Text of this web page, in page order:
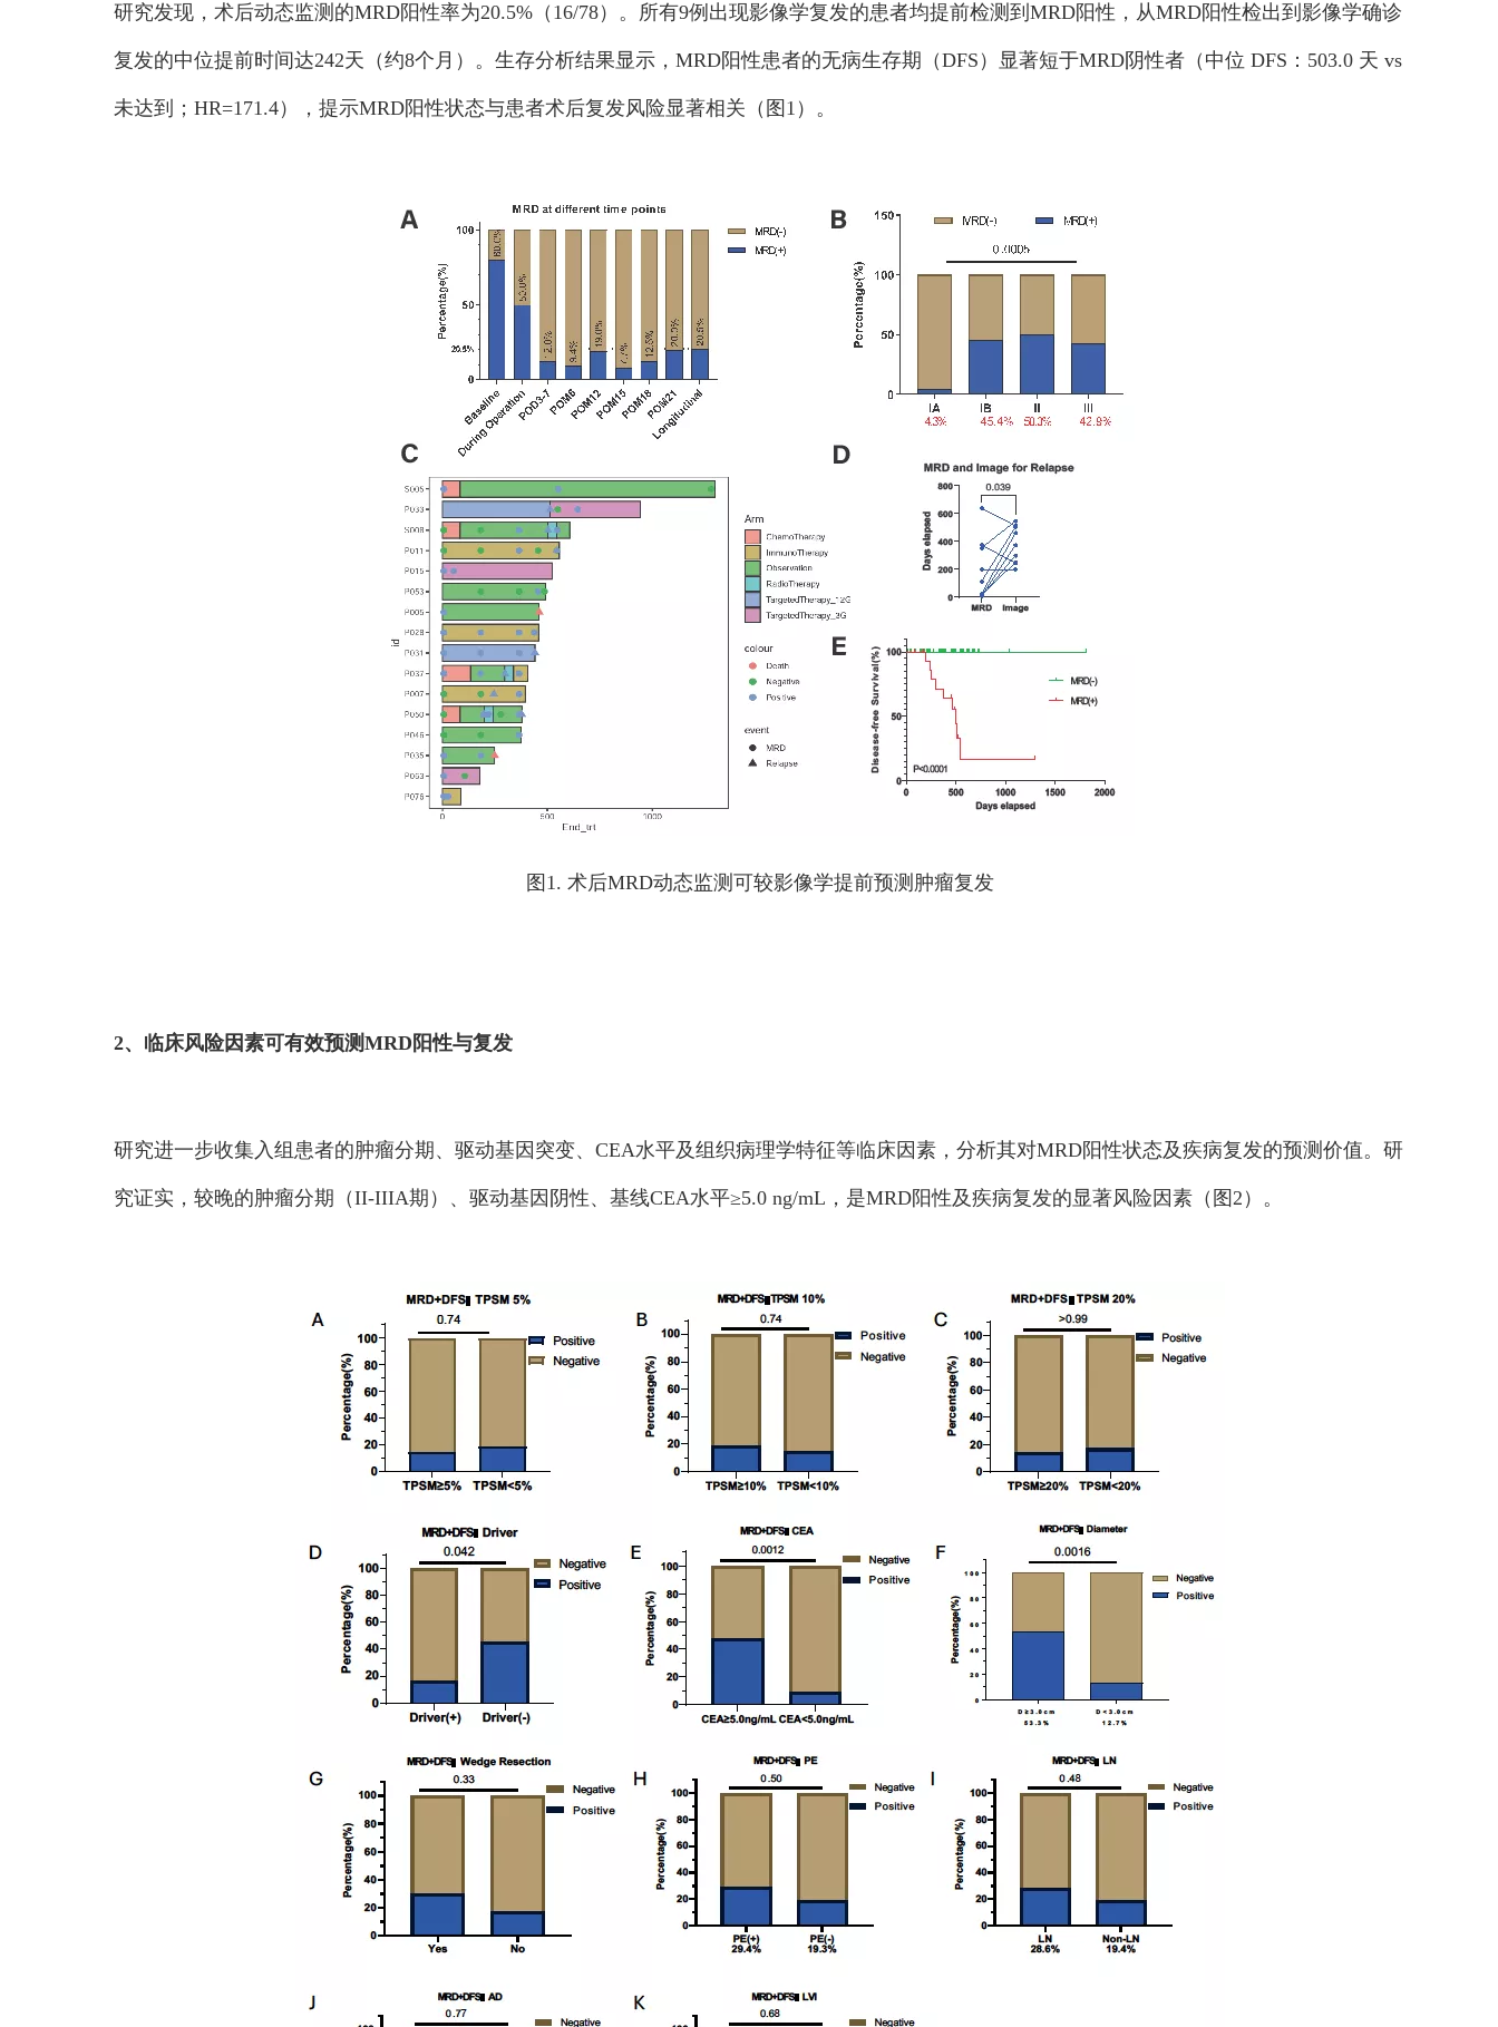
研究发现，术后动态监测的MRD阳性率为20.5%（16/78）。所有9例出现影像学复发的患者均提前检测到MRD阳性，从MRD阳性检出到影像学确诊
复发的中位提前时间达242天（约8个月）。生存分析结果显示，MRD阳性患者的无病生存期（DFS）显著短于MRD阴性者（中位 DFS：503.0 天 vs
未达到；HR=171.4），提示MRD阳性状态与患者术后复发风险显著相关（图1）。
图1. 术后MRD动态监测可较影像学提前预测肿瘤复发
2、临床风险因素可有效预测MRD阳性与复发
研究进一步收集入组患者的肿瘤分期、驱动基因突变、CEA水平及组织病理学特征等临床因素，分析其对MRD阳性状态及疾病复发的预测价值。研
究证实，较晚的肿瘤分期（II-IIIA期）、驱动基因阴性、基线CEA水平≥5.0 ng/mL，是MRD阳性及疾病复发的显著风险因素（图2）。